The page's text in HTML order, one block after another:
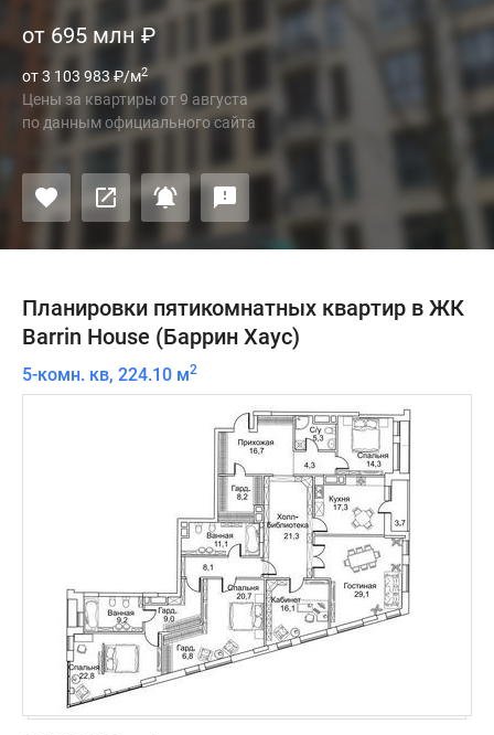
от 695 млн ₽
от 3 103 983₽/м2
Цены за квартиры от 9 августа
по данным официального сайта
Планировки пятикомнатных квартир в ЖК
Barrin House (Баррин Хаус)
5-комн. кв, 224.10 м2